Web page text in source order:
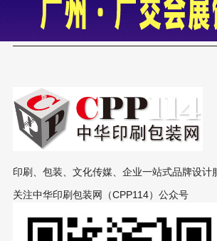
印刷、包装、文化传媒、企业一站式品牌设计
关注中华印刷包装网（CPP114）公众号